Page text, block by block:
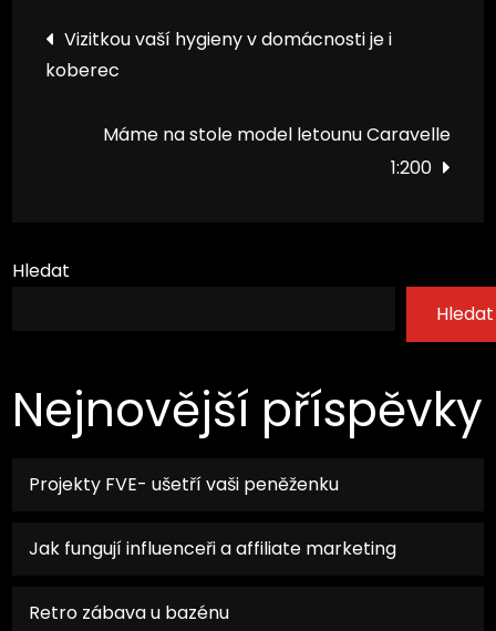
Navigace
pro
příspěvek
Vizitkou vaší hygieny v domácnosti je i
koberec
Máme na stole model letounu Caravelle
1:200
Hledat
Hledat
Nejnovější příspěvky
Projekty FVE- ušetří vaši peněženku
Jak fungují influenceři a affiliate marketing
Retro zábava u bazénu